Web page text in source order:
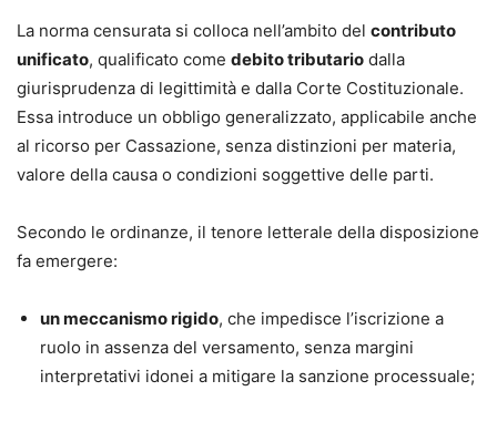
massime giurisprudenziali di riferimento.
strategia difensiva e redigere atti completi, aggiornati e
Contenuti principali
procedimenti del processo civile, tra cui:
parti e difensori, mediazione e negoziazione assistita;
giudizio di primo grado davanti al tribunale e al giudice di
La norma censurata si colloca nell’ambito del contributo
unificato, qualificato come debito tributario dalla
giurisprudenza di legittimità e dalla Corte Costituzionale.
Essa introduce un obbligo generalizzato, applicabile anche
al ricorso per Cassazione, senza distinzioni per materia,
valore della causa o condizioni soggettive delle parti.
Secondo le ordinanze, il tenore letterale della disposizione
fa emergere:
un meccanismo rigido, che impedisce l’iscrizione a
ruolo in assenza del versamento, senza margini
interpretativi idonei a mitigare la sanzione processuale;